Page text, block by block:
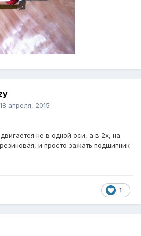
18 апреля, 2015
не в одной оси, а в 2х, на
и просто зажать подшипник
1